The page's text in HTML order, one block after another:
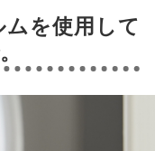
を使用して